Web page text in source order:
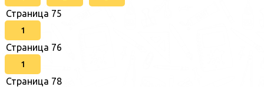
Страница 75
1
Страница 76
1
Страница 78